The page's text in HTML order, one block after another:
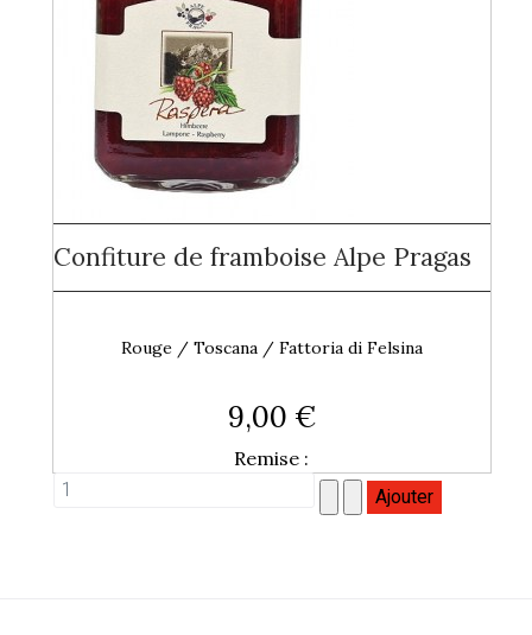
Confiture de framboise Alpe Pragas
Rouge / Toscana / Fattoria di Felsina
9,00 €
Remise :